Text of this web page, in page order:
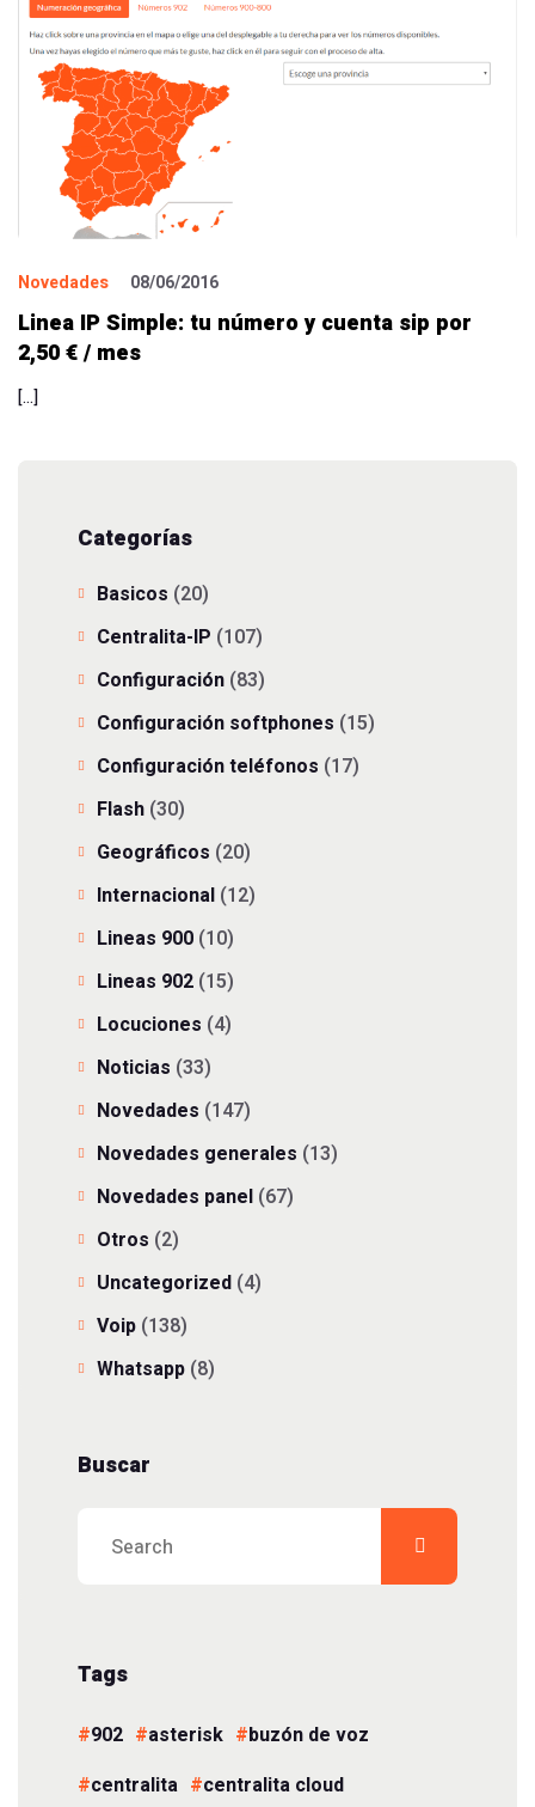
Novedades 08/06/2016
Linea IP Simple: tu número y cuenta sip por
2,50 € / mes
[…]
Categorías
Basicos (20)
Centralita-IP (107)
Configuración (83)
Configuración softphones (15)
Configuración teléfonos (17)
Flash (30)
Geográficos (20)
Internacional (12)
Lineas 900 (10)
Lineas 902 (15)
Locuciones (4)
Noticias (33)
Novedades (147)
Novedades generales (13)
Novedades panel (67)
Otros (2)
Uncategorized (4)
Voip (138)
Whatsapp (8)
Buscar
Tags
902 asterisk
buzón de voz
centralita
centralita cloud